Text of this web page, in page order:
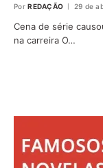
Por REDAÇÃO 29 de
Cena de série
na carreira O…